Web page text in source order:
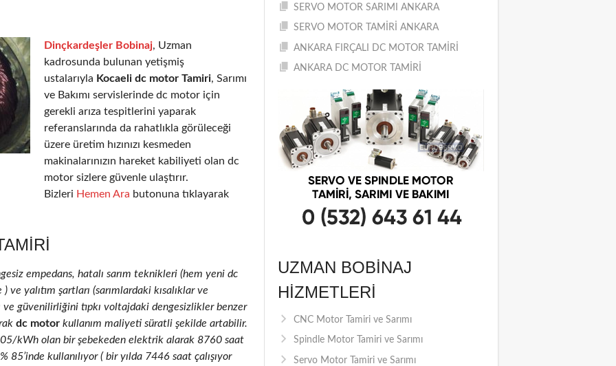
Dinçkardeşler Bobinaj, Uzman
kadrosunda bulunan yetişmiş
ustalarıyla Kocaeli dc motor Tamiri, Sarımı
ve Bakımı servislerinde dc motor için
gerekli arıza tespitlerini yaparak
referanslarında da rahatlıkla görüleceği
üzere üretim hızınızı kesmeden
makinalarınızın hareket kabiliyeti olan dc
motor sizlere güvenle ulaştırır.
Bizleri Hemen Ara butonuna tıklayarak
empedans, hatalı sarım teknikleri (hem yeni dc
yalıtım şartları (sarımlardaki kısalıklar ve
ve güvenilirliğini tıpkı voltajdaki dengesizlikler benzer
dc motor kullanım maliyeti süratli şekilde artabilir.
kWh olan bir şebekeden elektrik alarak 8760 saat
85’inde kullanılıyor ( bir yılda 7446 saat çalışıyor
SERVO MOTOR SARIMI ANKARA
SERVO MOTOR TAMİRİ ANKARA
ANKARA FIRÇALI DC MOTOR TAMİRİ
ANKARA DC MOTOR TAMİRİ
UZMAN BOBINAJ
HIZMETLERI
CNC Motor Tamiri ve Sarımı
Spindle Motor Tamiri ve Sarımı
Servo Motor Tamiri ve Sarımı